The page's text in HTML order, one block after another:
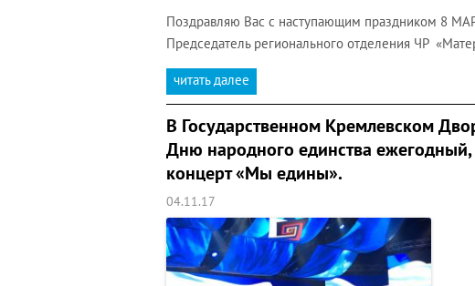
Поздравляю Вас с наступающим праздником 8
Председатель регионального отделения ЧР
читать далее
В Государственном Кремлевском
Дню народного единства
концерт «Мы едины».
04.11.17